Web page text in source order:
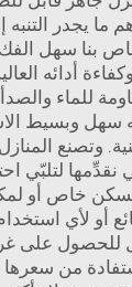
ما يجدر
بنا سهل الفك
أدائه
للماء والصدأ
سهل وبسيط
وتصنع
نقدِّمها لتلبّي
خاص أو
أو لأي
للحصول على
من سعرها